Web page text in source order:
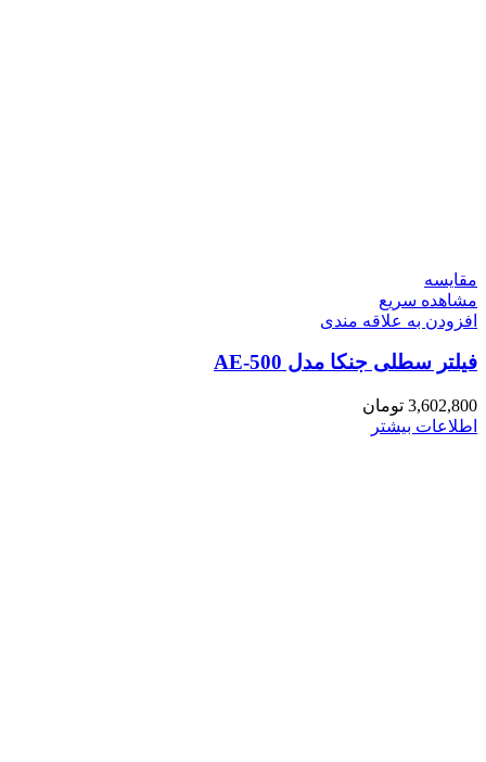
مقایسه
مشاهده سریع
افزودن به علاقه مندی
فیلتر سطلی جنکا مدل AE-500
3,602,800 تومان
اطلاعات بیشتر